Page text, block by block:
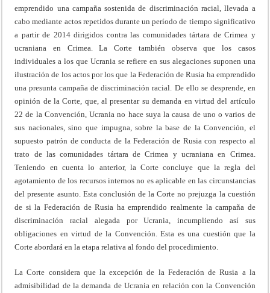
emprendido una campaña sostenida de discriminación racial, llevada a
cabo mediante actos repetidos durante un período de tiempo significativo
a partir de 2014 dirigidos contra las comunidades tártara de Crimea y
ucraniana en Crimea. La Corte también observa que los casos
individuales a los que Ucrania se refiere en sus alegaciones suponen una
ilustración de los actos por los que la Federación de Rusia ha emprendido
una presunta campaña de discriminación racial. De ello se desprende, en
opinión de la Corte, que, al presentar su demanda en virtud del artículo
22 de la Convención, Ucrania no hace suya la causa de uno o varios de
sus nacionales, sino que impugna, sobre la base de la Convención, el
supuesto patrón de conducta de la Federación de Rusia con respecto al
trato de las comunidades tártara de Crimea y ucraniana en Crimea.
Teniendo en cuenta lo anterior, la Corte concluye que la regla del
agotamiento de los recursos internos no es aplicable en las circunstancias
del presente asunto. Esta conclusión de la Corte no prejuzga la cuestión
de si la Federación de Rusia ha emprendido realmente la campaña de
discriminación racial alegada por Ucrania, incumpliendo así sus
obligaciones en virtud de la Convención. Esta es una cuestión que la
Corte abordará en la etapa relativa al fondo del procedimiento.
La Corte considera que la excepción de la Federación de Rusia a la
admisibilidad de la demanda de Ucrania en relación con la Convención